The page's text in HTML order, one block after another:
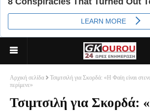
Αρχική σελίδα
Τσιμτσιλή για Σκορδά: «Η Φαίη είναι
περίμενε»
Τσιμτσιλή για Σκορδά: